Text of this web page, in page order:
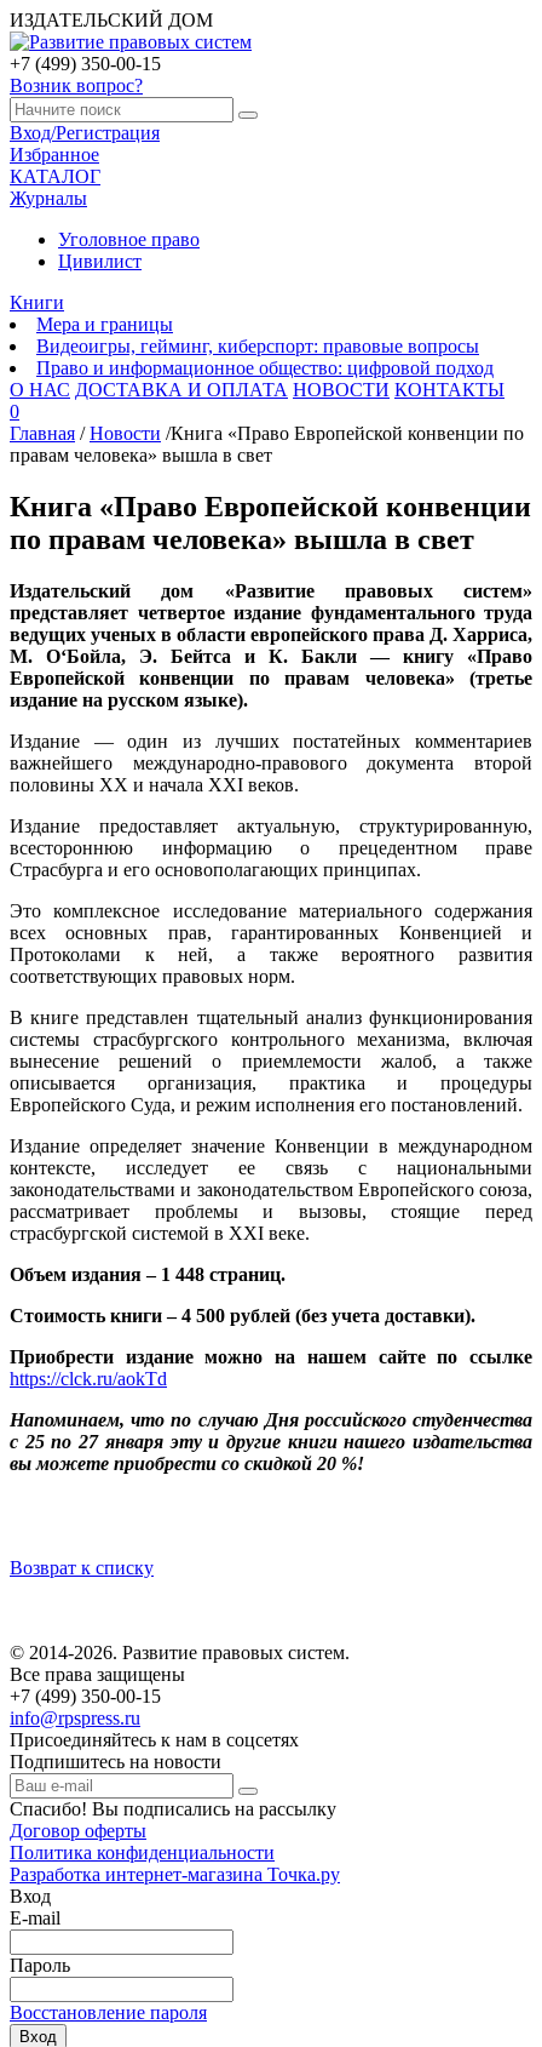
ИЗДАТЕЛЬСКИЙ ДОМ
+7 (499) 350-00-15
Возник вопрос?
Вход/Регистрация
Избранное
КАТАЛОГ
Журналы
Уголовное право
Цивилист
Книги
Мера и границы
Видеоигры, гейминг, киберспорт: правовые вопросы
Право и информационное общество: цифровой подход
О НАС ДОСТАВКА И ОПЛАТА НОВОСТИ КОНТАКТЫ
0
Главная / Новости /Книга «Право Европейской конвенции по
правам человека» вышла в свет
Книга «Право Европейской конвенции
по правам человека» вышла в свет
Издательский дом «Развитие правовых систем»
представляет четвертое издание фундаментального труда
ведущих ученых в области европейского права Д. Харриса,
М. О‘Бойла, Э. Бейтса и К. Бакли — книгу «Право
Европейской конвенции по правам человека» (третье
издание на русском языке).
Издание — один из лучших постатейных комментариев
важнейшего международно-правового документа второй
половины XX и начала XXI веков.
Издание предоставляет актуальную, структурированную,
всестороннюю информацию о прецедентном праве
Страсбурга и его основополагающих принципах.
Это комплексное исследование материального содержания
всех основных прав, гарантированных Конвенцией и
Протоколами к ней, а также вероятного развития
соответствующих правовых норм.
В книге представлен тщательный анализ функционирования
системы страсбургского контрольного механизма, включая
вынесение решений о приемлемости жалоб, а также
описывается организация, практика и процедуры
Европейского Суда, и режим исполнения его постановлений.
Издание определяет значение Конвенции в международном
контексте, исследует ее связь с национальными
законодательствами и законодательством Европейского союза,
рассматривает проблемы и вызовы, стоящие перед
страсбургской системой в XXI веке.
Объем издания– 1 448 страниц.
Стоимость книги – 4 500 рублей (без учета доставки).
Приобрести издание можно на нашем сайте по ссылке
https://clck.ru/aokTd
Напоминаем, что по случаю Дня российского студенчества
с 25 по 27 января эту и другие книги нашего издательства
вы можете приобрести со скидкой 20 %!
Возврат к списку
© 2014-2026. Развитие правовых систем.
Все права защищены
+7 (499) 350-00-15
info@rpspress.ru
Присоединяйтесь к нам в соцсетях
Подпишитесь на новости
Спасибо! Вы подписались на рассылку
Договор оферты
Политика конфиденциальности
Разработка интернет-магазина Точка.ру
Вход
E-mail
Пароль
Восстановление пароля
Вход